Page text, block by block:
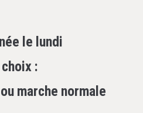
le lundi
:
marche normale